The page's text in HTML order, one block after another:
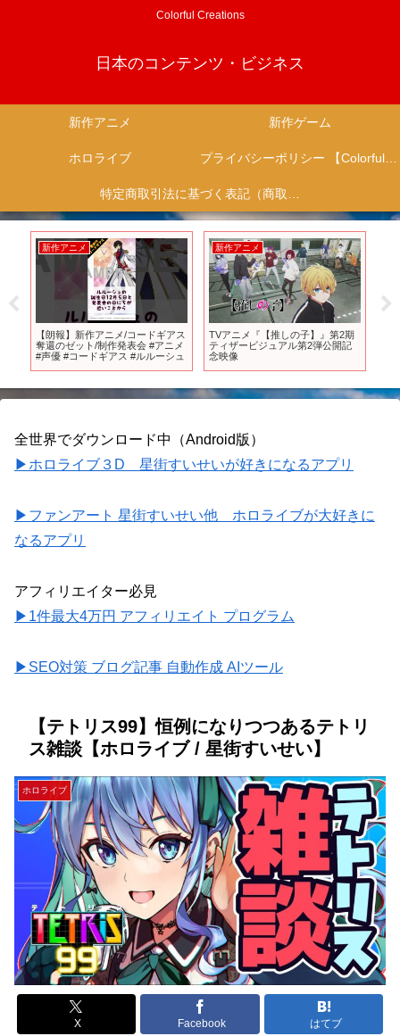
Colorful Creations
日本のコンテンツ・ビジネス
新作アニメ 新作ゲーム
ホロライブ プライバシーポリシー 【Colorful Creation】
特定商取引法に基づく表記（商取引に関する開示）
新作アニメ
【朗報】新作アニメ/コードギアス
奪還のゼット/制作発表会 #アニメ
#声優 #コードギアス #ルルーシュ
新作アニメ
TVアニメ『【推しの子】』第2期
ティザービジュアル第2弾公開記
念映像
速
全世界でダウンロード中（Android版）
▶ホロライブ３D 星街すいせいが好きになるアプリ
▶ファンアート 星街すいせい他 ホロライブが大好きに
なるアプリ
アフィリエイター必見
▶1件最大4万円 アフィリエイト プログラム
▶SEO対策 ブログ記事 自動作成 AIツール
【テトリス99】恒例になりつつあるテトリ
ス雑談【ホロライブ / 星街すいせい】
ホロライブ
X Facebook はてブ